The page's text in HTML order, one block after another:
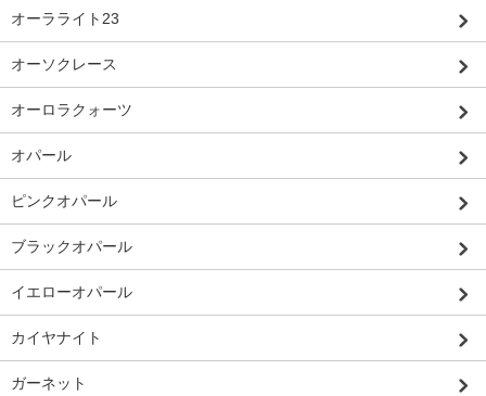
オーラライト23
オーソクレース
オーロラクォーツ
オパール
ピンクオパール
ブラックオパール
イエローオパール
カイヤナイト
ガーネット